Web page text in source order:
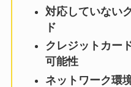
対応していない
ド
クレジットカー
可能性
ネットワーク環